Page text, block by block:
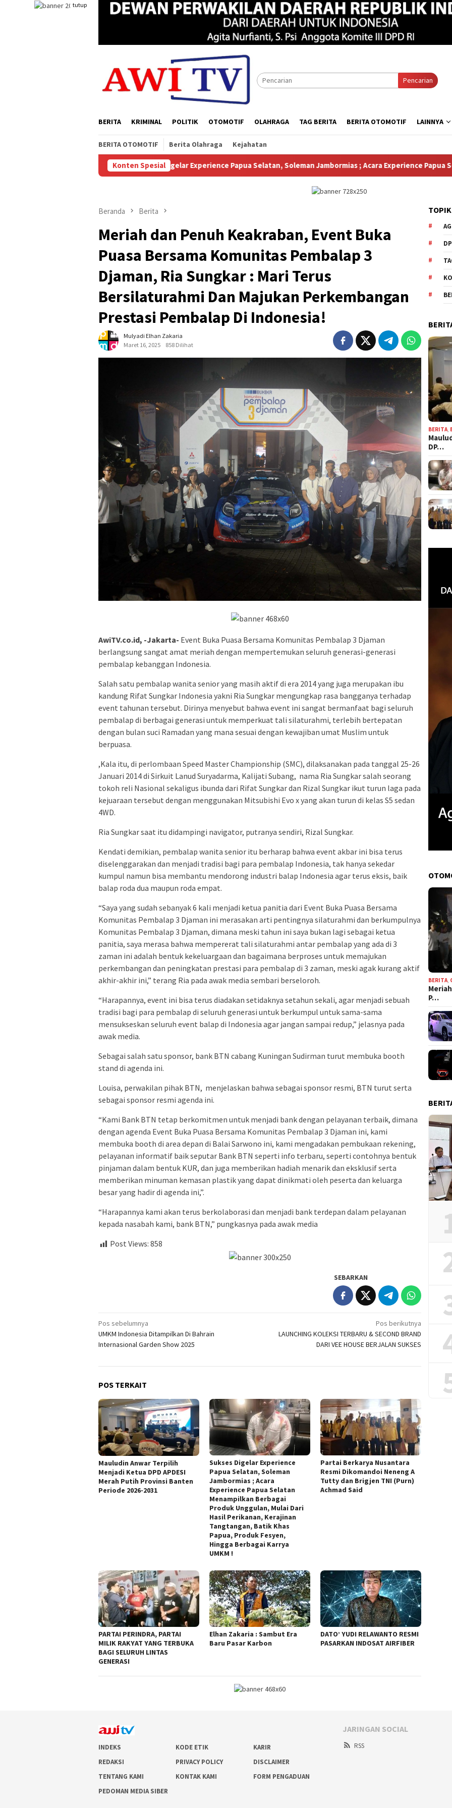
tutup
Pencarian
BERITA KRIMINAL POLITIK OTOMOTIF OLAHRAGA TAG BERITA BERITA OTOMOTIF LAINNYA
BERITA OTOMOTIF Berita Olahraga Kejahatan
Konten Spesial
Sukses Digelar Experience Papua Selatan, Soleman Jambormias ; Acara Experience Papua Selatan Menampilkan
Beranda Berita
Meriah dan Penuh Keakraban, Event Buka
Puasa Bersama Komunitas Pembalap 3
Djaman, Ria Sungkar : Mari Terus
Bersilaturahmi Dan Majukan Perkembangan
Prestasi Pembalap Di Indonesia!
Mulyadi Elhan Zakaria
Maret 16, 2025
858 Dilihat
AwiTV.co.id, -Jakarta- Event Buka Puasa Bersama Komunitas Pembalap 3 Djaman
berlangsung sangat amat meriah dengan mempertemukan seluruh generasi-generasi
pembalap kebanggan Indonesia.
Salah satu pembalap wanita senior yang masih aktif di era 2014 yang juga merupakan ibu
kandung Rifat Sungkar Indonesia yakni Ria Sungkar mengungkap rasa bangganya terhadap
event tahunan tersebut. Dirinya menyebut bahwa event ini sangat bermanfaat bagi seluruh
pembalap di berbagai generasi untuk memperkuat tali silaturahmi, terlebih bertepatan
dengan bulan suci Ramadan yang mana sesuai dengan kewajiban umat Muslim untuk
berpuasa.
,Kala itu, di perlombaan Speed Master Championship (SMC), dilaksanakan pada tanggal 25-26
Januari 2014 di Sirkuit Lanud Suryadarma, Kalijati Subang, nama Ria Sungkar salah seorang
tokoh reli Nasional sekaligus ibunda dari Rifat Sungkar dan Rizal Sungkar ikut turun laga pada
kejuaraan tersebut dengan menggunakan Mitsubishi Evo x yang akan turun di kelas S5 sedan
4WD.
Ria Sungkar saat itu didampingi navigator, putranya sendiri, Rizal Sungkar.
Kendati demikian, pembalap wanita senior itu berharap bahwa event akbar ini bisa terus
diselenggarakan dan menjadi tradisi bagi para pembalap Indonesia, tak hanya sekedar
kumpul namun bisa membantu mendorong industri balap Indonesia agar terus eksis, baik
balap roda dua maupun roda empat.
“Saya yang sudah sebanyak 6 kali menjadi ketua panitia dari Event Buka Puasa Bersama
Komunitas Pembalap 3 Djaman ini merasakan arti pentingnya silaturahmi dan berkumpulnya
Komunitas Pembalap 3 Djaman, dimana meski tahun ini saya bukan lagi sebagai ketua
panitia, saya merasa bahwa mempererat tali silaturahmi antar pembalap yang ada di 3
zaman ini adalah bentuk kekeluargaan dan bagaimana berproses untuk memajukan
perkembangan dan peningkatan prestasi para pembalap di 3 zaman, meski agak kurang aktif
akhir-akhir ini,” terang Ria pada awak media sembari berseloroh.
“Harapannya, event ini bisa terus diadakan setidaknya setahun sekali, agar menjadi sebuah
tradisi bagi para pembalap di seluruh generasi untuk berkumpul untuk sama-sama
mensukseskan seluruh event balap di Indonesia agar jangan sampai redup,” jelasnya pada
awak media.
Sebagai salah satu sponsor, bank BTN cabang Kuningan Sudirman turut membuka booth
stand di agenda ini.
Louisa, perwakilan pihak BTN, menjelaskan bahwa sebagai sponsor resmi, BTN turut serta
sebagai sponsor resmi agenda ini.
“Kami Bank BTN tetap berkomitmen untuk menjadi bank dengan pelayanan terbaik, dimana
dengan agenda Event Buka Puasa Bersama Komunitas Pembalap 3 Djaman ini, kami
membuka booth di area depan di Balai Sarwono ini, kami mengadakan pembukaan rekening,
pelayanan informatif baik seputar Bank BTN seperti info terbaru, seperti contohnya bentuk
pinjaman dalam bentuk KUR, dan juga memberikan hadiah menarik dan eksklusif serta
memberikan minuman kemasan plastik yang dapat dinikmati oleh peserta dan keluarga
besar yang hadir di agenda ini,”.
“Harapannya kami akan terus berkolaborasi dan menjadi bank terdepan dalam pelayanan
kepada nasabah kami, bank BTN,” pungkasnya pada awak media
Post Views: 858
SEBARKAN
Navigasi
pos
Pos sebelumnya
UMKM Indonesia Ditampilkan Di Bahrain
Internasional Garden Show 2025
Pos berikutnya
LAUNCHING KOLEKSI TERBARU & SECOND BRAND
DARI VEE HOUSE BERJALAN SUKSES
POS TERKAIT
Mauludin Anwar Terpilih
Menjadi Ketua DPD APDESI
Merah Putih Provinsi Banten
Periode 2026-2031
Sukses Digelar Experience
Papua Selatan, Soleman
Jambormias ; Acara
Experience Papua Selatan
Menampilkan Berbagai
Produk Unggulan, Mulai Dari
Hasil Perikanan, Kerajinan
Tangtangan, Batik Khas
Papua, Produk Fesyen,
Hingga Berbagai Karrya
UMKM !
Partai Berkarya Nusantara
Resmi Dikomandoi Neneng A
Tutty dan Brigjen TNI (Purn)
Achmad Said
PARTAI PERINDRA, PARTAI
MILIK RAKYAT YANG TERBUKA
BAGI SELURUH LINTAS
GENERASI
Elhan Zakaria : Sambut Era
Baru Pasar Karbon
DATO’ YUDI RELAWANTO RESMI
PASARKAN INDOSAT AIRFIBER
BERITA,
DP…
BERITA,
P…
INDEKS KODE ETIK
KARIR
REDAKSI
PRIVACY POLICY
DISCLAIMER
TENTANG KAMI
KONTAK KAMI
FORM PENGADUAN
PEDOMAN MEDIA SIBER
JARINGAN SOCIAL
RSS